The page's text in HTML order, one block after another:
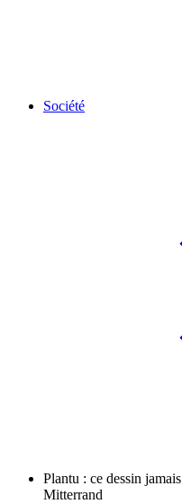
Société
Plantu : ce dessin
Mitterrand